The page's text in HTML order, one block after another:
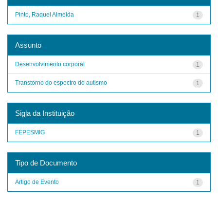
1
Pinto, Raquel Almeida
Assunto
1
Desenvolvimento corporal
1
Transtorno do espectro do autismo
Sigla da Instituição
1
FEPESMIG
Tipo de Documento
1
Artigo de Evento